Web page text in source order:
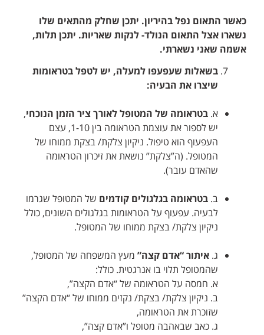
כאשר התאום נפל בהיריון. יתכן שחלק מהתאים שלו
נשארו אצל התאום הנולד- לנקות שאריות. יתכן תלות,
אשמה שאני נשארתי.
בשאלות שעפעפו למעלה, יש לטפל בטראומות
שיצרו את הבעיה:
א. בטראומה של המטופל לאורך ציר הזמן הנוכחי,
יש לספור את עוצמת הטראומה בין 1-10, עצם
העפעוף הוא טיפול. ניקיון צלקת/ בצקת ממוחו של
המטופל. (ה”צלקת” נושאת את זיכרון הטראומה
שהאדם עובר).
ב. בטראומה בגלגולים קודמים של המטופל שגרמו
לבעיה. עפעוף על הטראומות בגלגולים השונים, כולל
ניקיון צלקת/ בצקת ממוחו של המטופל.
ג. איתור “אדם קצה” מעץ המשפחה של המטופל,
שהמטופל תלוי בו אנרגטית. כולל:
א. חמסה על הטראומה של “אדם הקצה”,
ב. ניקיון צלקת/ בצקת/ נקזים ממוחו של “אדם הקצה”
שזוכרת את הטראומה,
ג. כאב שבאהבה מטופל ו”אדם קצה”,